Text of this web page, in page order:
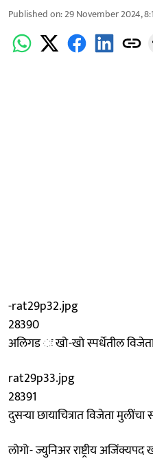
Published on:29 November 2024,
-rat29p32.jpg
28390
अलिगड ः खो-खो स्पर्धेतील विजेता
rat29p33.jpg
28391
दुसऱ्या छायाचित्रात विजेता मुलींचा
लोगो- ज्युनिअर राष्ट्रीय अजिंक्यपद